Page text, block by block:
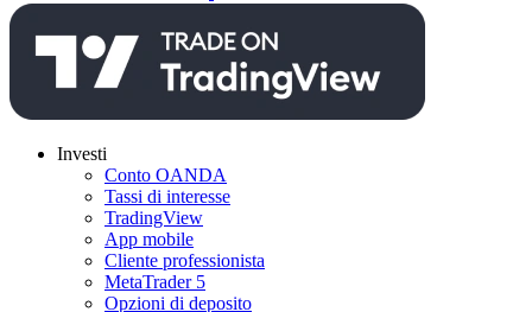
Investi
Conto OANDA
Tassi di interesse
TradingView
App mobile
Cliente professionista
MetaTrader 5
Opzioni di deposito